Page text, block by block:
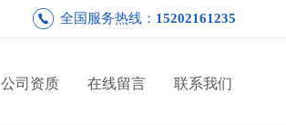
全国服务热线： 15202161235
公司资质 在线留言 联系我们